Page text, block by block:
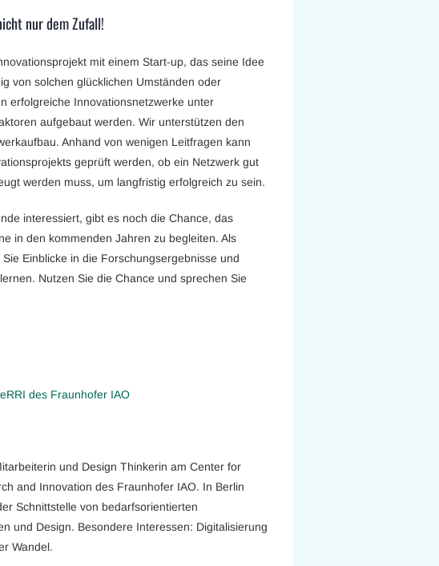
nur dem Zufall!
mit einem Start-up, das seine Idee
von solchen glücklichen Umständen oder
erfolgreiche Innovationsnetzwerke unter
aufgebaut werden. Wir unterstützen den
Anhand von wenigen Leitfragen kann
geprüft werden, ob ein Netzwerk gut
werden muss, um langfristig erfolgreich zu sein.
interessiert, gibt es noch die Chance, das
in den kommenden Jahren zu begleiten. Als
Einblicke in die Forschungsergebnisse und
Nutzen Sie die Chance und sprechen Sie
des Fraunhofer IAO
und Design Thinkerin am Center for
and Innovation des Fraunhofer IAO. In Berlin
Schnittstelle von bedarfsorientierten
und Design. Besondere Interessen: Digitalisierung
Wandel.